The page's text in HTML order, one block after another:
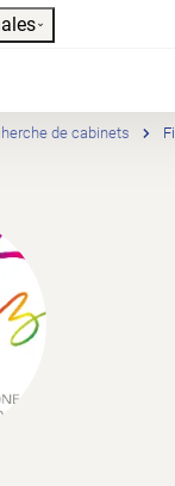
de cabinets